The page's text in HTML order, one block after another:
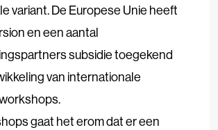
variant. De Europese Unie heeft
en een aantal
subsidie toegekend
van internationale
gaat het erom dat er een